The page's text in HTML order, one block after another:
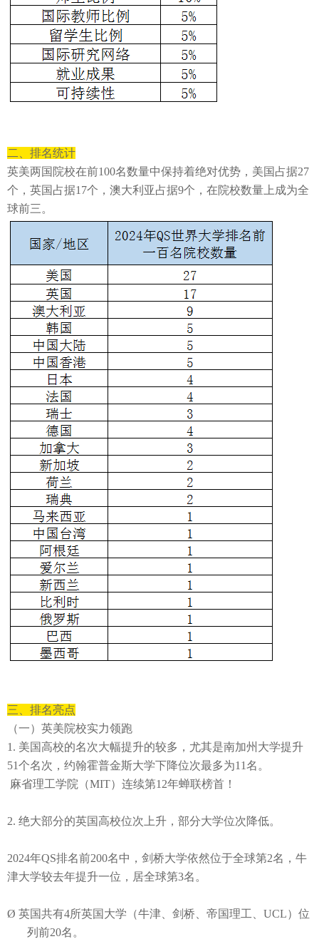
二、排名统计
英美两国院校在前100名数量中保持着绝对优势，美国占据27
个，英国占据17个，澳大利亚占据9个，在院校数量上成为全
球前三。
三、排名亮点
（一）英美院校实力领跑
1. 美国高校的名次大幅提升的较多，尤其是南加州大学提升
51个名次， 约翰霍普金斯大学下降位次最多为11名 。
麻省理工学院（MIT）连续第12年蝉联榜首！
2. 绝大部分的英国高校位次上升， 部分大学位次降低。
2024年QS排名前200名中，剑桥大学依然位于全球第2名，牛
津大学较去年提升一位，居全球第3名。
Ø 英国共有4所英国大学（牛津、剑桥、帝国理工、UCL）位
列前20名。